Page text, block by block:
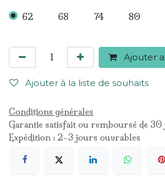
62 68 74 80
Ajouter
Ajouter à la liste de souhaits
Conditions générales
Garantie satisfait ou remboursé de
Expédition : 2-3 jours ouvrables